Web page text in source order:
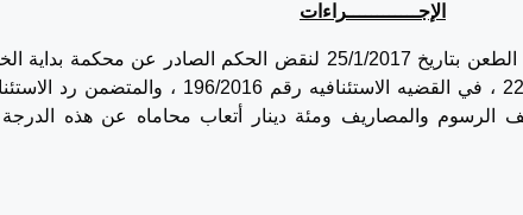
الإجــــــــــــراءات
تقدم الطاعن بواسطة وكيله المذكور بهذا الطعن بتاريخ 25/1/2017 لنقض الحكم الصادر عن
بصفتها محكمة استئناف بتاريخ 22/12/2016 ، في القضيه الاستئنافيه رقم
الرسوم والمصاريف ومئة دينار أتعاب محاماه عن هذه